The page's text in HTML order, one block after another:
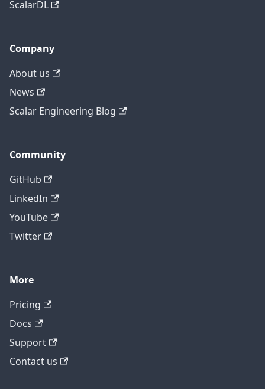
ScalarDL
Company
About us
News
Scalar Engineering Blog
Community
GitHub
LinkedIn
YouTube
Twitter
More
Pricing
Docs
Support
Contact us